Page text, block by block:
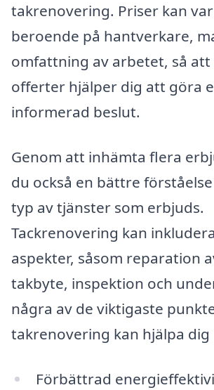
takrenovering. Priser kan
beroende på hantverkare,
omfattning av arbetet, så att
offerter hjälper dig att göra
informerad beslut.
Genom att inhämta flera
du också en bättre
typ av tjänster som erbjuds.
Tackrenovering kan
aspekter, såsom reparation
takbyte, inspektion och
några av de viktigaste
takrenovering kan hjälpa dig
Förbättrad